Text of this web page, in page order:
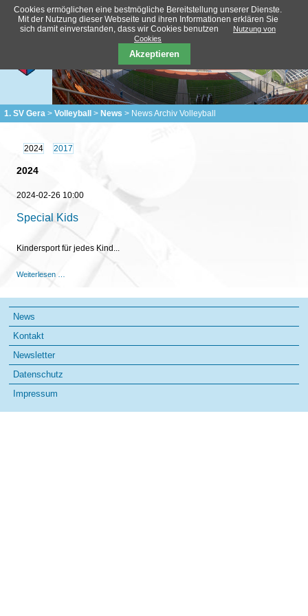
1. SV Gera Volleyball News News Archiv Volleyball
2024 2017
2024
2024-02-26 10:00
Special Kids
Kindersport für jedes Kind...
Weiterlesen …
Navigation
überspringen
News
Kontakt
Newsletter
Datenschutz
Impressum
Cookies ermöglichen eine bestmögliche Bereitstellung unserer Dienste.
Mit der Nutzung dieser Webseite und ihren Informationen erklären Sie
sich damit einverstanden, dass wir Cookies benutzen
Nutzung von
Cookies
Akzeptieren